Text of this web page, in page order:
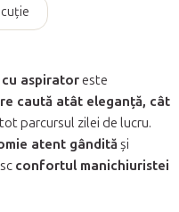
cu aspiratoreste
caută atât eleganță, cât
parcursul zilei de lucru.
atent gândităși
confortul manichiuristei